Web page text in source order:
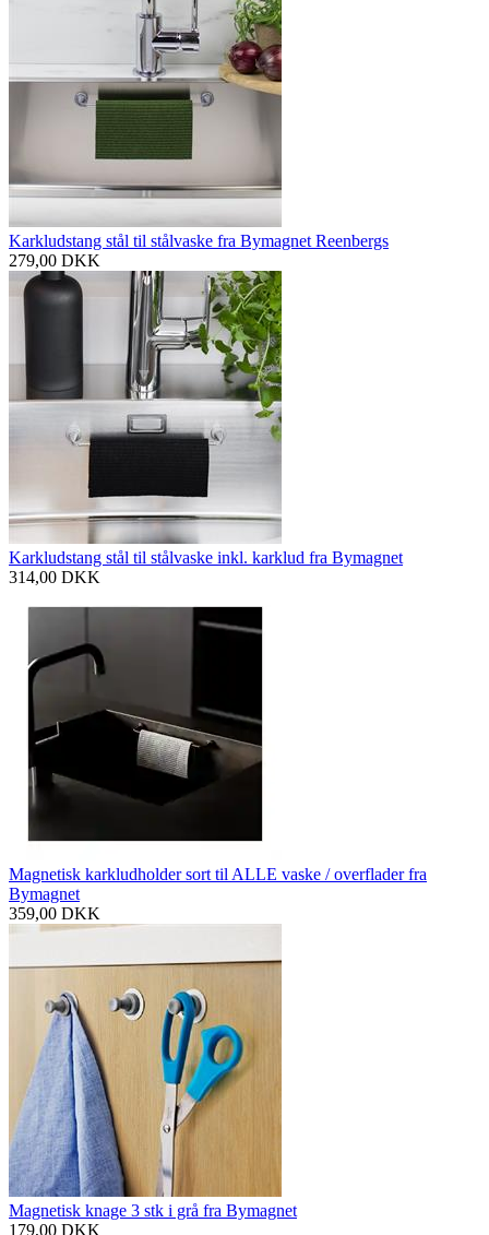
Karkludstang stål til stålvaske fra Bymagnet Reenbergs
279,00 DKK
Karkludstang stål til stålvaske inkl. karklud fra Bymagnet
314,00 DKK
Magnetisk karkludholder sort til ALLE vaske / overflader fra
Bymagnet
359,00 DKK
Magnetisk knage 3 stk i grå fra Bymagnet
179,00 DKK